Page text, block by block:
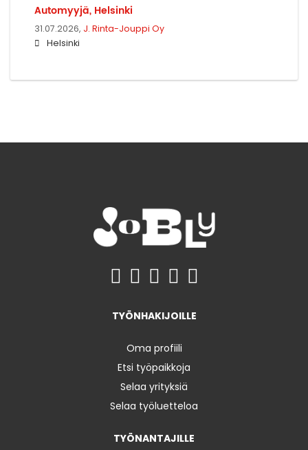
Automyyjä, Helsinki
31.07.2026, J. Rinta-Jouppi Oy
Helsinki
TYÖNHAKIJOILLE
Oma profiili
Etsi työpaikkoja
Selaa yrityksiä
Selaa työluetteloa
TYÖNANTAJILLE